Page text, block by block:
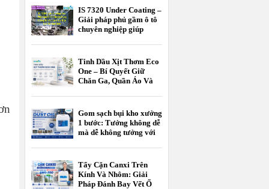
IS 7320 Under Coating –
Giải pháp phủ gầm ô tô
chuyên nghiệp giúp
thời gian.
Tinh Dầu Xịt Thơm Eco
One – Bí Quyết Giữ
Chăn Ga, Quần Áo Và
Gom sạch bụi kho xưởng
1 bước: Tưởng không dễ
mà dễ không tưởng với
Tẩy Cặn Canxi Trên
Kính Và Nhôm: Giải
Pháp Đánh Bay Vết Ố